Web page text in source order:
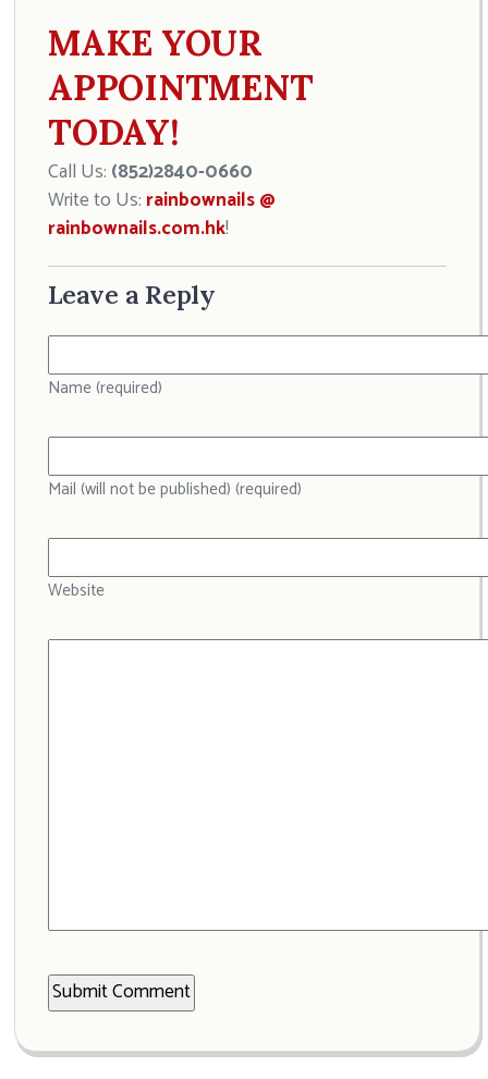
MAKE YOUR
APPOINTMENT
TODAY!
Call Us: (852)2840-0660
Write to Us: rainbownails @
rainbownails.com.hk!
Leave a Reply
Name (required)
Mail (will not be published) (required)
Website